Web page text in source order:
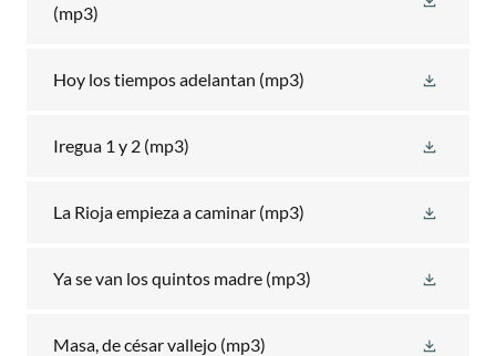
(mp3)
Hoy los tiempos adelantan (mp3)
Iregua 1 y 2 (mp3)
La Rioja empieza a caminar (mp3)
Ya se van los quintos madre (mp3)
Masa, de césar vallejo (mp3)